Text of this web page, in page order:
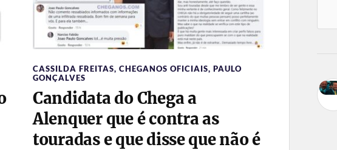
CASSILDA FREITAS, CHEGANOS OFICIAIS, PAULO
GONÇALVES
Candidata do Chega a
Alenquer que é contra as
touradas e que disse que não é